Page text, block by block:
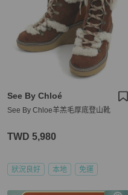
See By Chloé
See By Chloe羊羔毛厚底登山靴
TWD 5,980
狀況良好 本地 免運